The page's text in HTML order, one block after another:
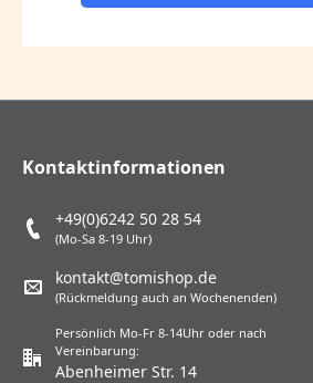
Kontaktinformationen
+49(0)6242 50 28 54
(Mo-Sa 8-19 Uhr)
kontakt@tomishop.de
(Rückmeldung auch an Wochenenden)
Persönlich Mo-Fr 8-14Uhr oder nach
Vereinbarung:
Abenheimer Str. 14